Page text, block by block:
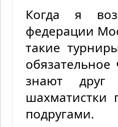
Когда я
федерации
такие
знают друг
шахматистки
подругами.